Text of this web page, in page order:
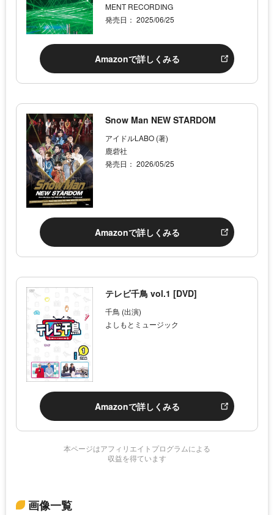
MENT RECORDING
発売日： 2025/06/25
Amazonで詳しくみる
Snow Man NEW STARDOM
アイドルLABO (著)
鹿砦社
発売日： 2026/05/25
Amazonで詳しくみる
テレビ千鳥 vol.1 [DVD]
千鳥 (出演)
よしもとミュージック
Amazonで詳しくみる
本ページはアフィリエイトプログラムによる
収益を得ています
画像一覧